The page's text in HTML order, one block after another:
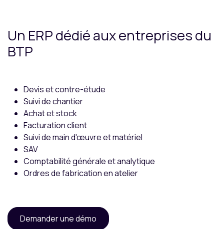
Un ERP dédié aux entreprises du
BTP
Devis et contre-étude
Suivi de chantier
Achat et stock
Facturation client
Suivi de main d'œuvre et matériel
SAV
Comptabilité générale et analytique
Ordres de fabrication en atelier
Demander une démo